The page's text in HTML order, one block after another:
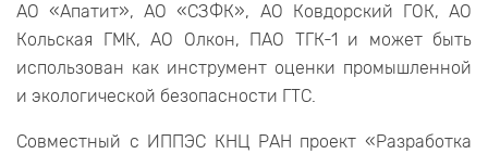
АО «Апатит», АО «СЗФК», АО Ковдорский ГОК, АО
Кольская ГМК, АО Олкон, ПАО ТГК-1 и может быть
использован как инструмент оценки промышленной
и экологической безопасности ГТС.
Совместный с ИППЭС КНЦ РАН проект «Разработка